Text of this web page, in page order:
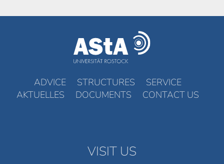
ADVICE STRUCTURES
SERVICE
AKTUELLES
DOCUMENTS CONTACT US
VISIT US